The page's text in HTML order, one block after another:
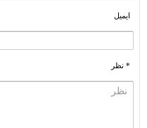
ایمیل
* نظر